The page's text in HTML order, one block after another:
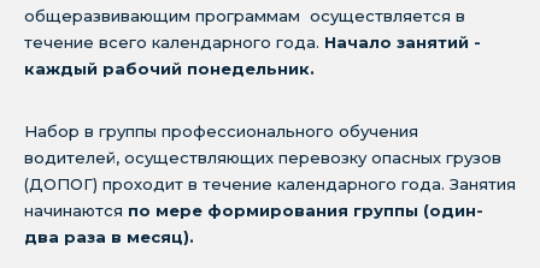
общеразвивающим программам осуществляется в
течение всего календарного года. Начало занятий -
каждый рабочий понедельник.
Набор в группы профессионального обучения
водителей, осуществляющих перевозку опасных грузов
(ДОПОГ) проходит в течение календарного года. Занятия
начинаются по мере формирования группы (один-
два раза в месяц).